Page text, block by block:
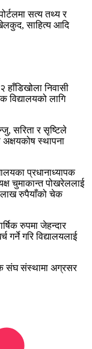
सत्य तथ्य र
खेलकुद, साहित्य आदि
निवासी
विद्यालयको लागि
सरिता र सृष्टिले
स्थापना
प्रधानाध्यापक
चुमाकान्त पोखरेललाई
लाख रुपैयाँको चेक
रुपमा जेहन्दार
गर्ने गरि विद्यालयलाई
संघ संस्थामा अग्रसर